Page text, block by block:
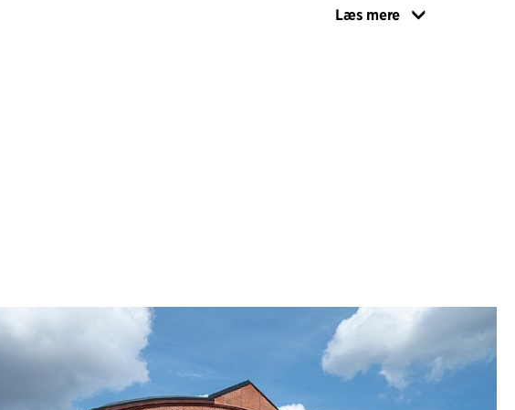
I den midterste del af hallen, hvor boligerne ligger, er der opført
Læs mere